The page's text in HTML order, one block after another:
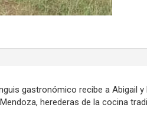
gastronómico recibe a Abigail y
Mendoza, herederas de la cocina